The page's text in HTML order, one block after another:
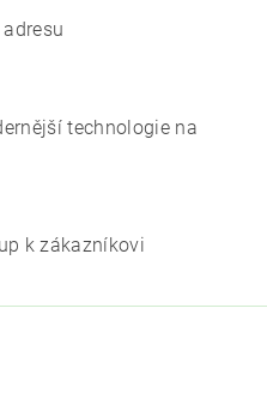
technologie na
k zákazníkovi